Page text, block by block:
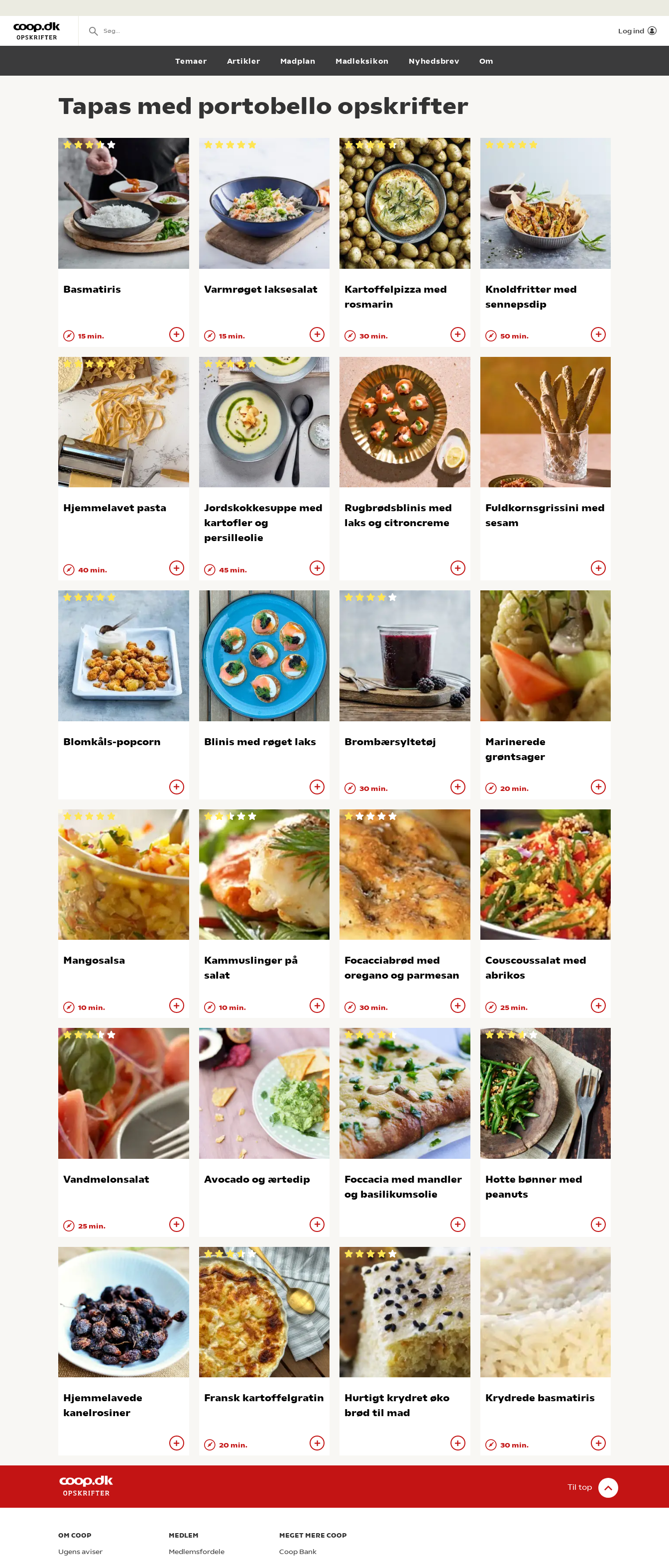
Log ind
Temaer Artikler Madplan Madleksikon Nyhedsbrev Om
Tapas med portobello opskrifter
Basmatiris
15 min.
Varmrøget laksesalat
15 min.
Kartoffelpizza med
rosmarin
30 min.
Knoldfritter med
sennepsdip
50 min.
Hjemmelavet pasta
40 min.
Jordskokkesuppe med
kartofler og
persilleolie
45 min.
Rugbrødsblinis med
laks og citroncreme
Fuldkornsgrissini med
sesam
Blomkåls-popcorn Blinis med røget laks Brombærsyltetøj
30 min.
Marinerede
grøntsager
20 min.
Mangosalsa
10 min.
Kammuslinger på
salat
10 min.
Focacciabrød med
oregano og parmesan
30 min.
Couscoussalat med
abrikos
25 min.
Vandmelonsalat
25 min.
Avocado og ærtedip
Foccacia med mandler
og basilikumsolie
Hotte bønner med
peanuts
Hjemmelavede
kanelrosiner
Fransk kartoffelgratin
20 min.
Hurtigt krydret øko
brød til mad
Krydrede basmatiris
30 min.
Til top
OM COOP
Ugens aviser
MEDLEM
Medlemsfordele
MEGET MERE COOP
Coop Bank